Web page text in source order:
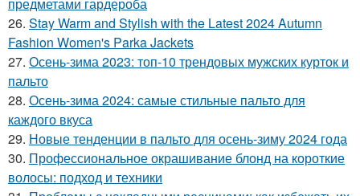
26. Stay Warm and Stylish with the Latest 2024 Autumn
Fashion Women's Parka Jackets
27. Осень-зима 2023: топ-10 трендовых мужских курток и
пальто
28. Осень-зима 2024: самые стильные пальто для
каждого вкуса
29. Новые тенденции в пальто для осень-зиму 2024 года
30. Профессиональное окрашивание блонд на короткие
волосы: подход и техники